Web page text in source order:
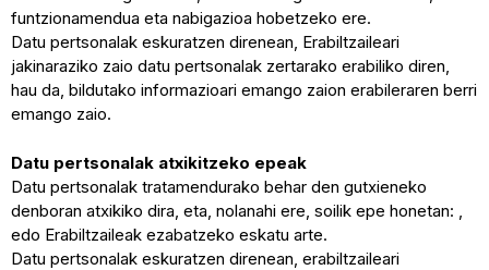
funtzionamendua eta nabigazioa hobetzeko ere.
Datu pertsonalak eskuratzen direnean, Erabiltzaileari
jakinaraziko zaio datu pertsonalak zertarako erabiliko diren,
hau da, bildutako informazioari emango zaion erabileraren berri
emango zaio.
Datu pertsonalak atxikitzeko epeak
Datu pertsonalak tratamendurako behar den gutxieneko
denboran atxikiko dira, eta, nolanahi ere, soilik epe honetan: ,
edo Erabiltzaileak ezabatzeko eskatu arte.
Datu pertsonalak eskuratzen direnean, erabiltzaileari